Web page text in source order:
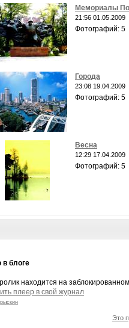
Мемориалы
21:56 01.05.2009
Фотографий: 5
Города
23:08 19.04.2009
Фотографий: 5
Весна
12:29 17.04.2009
Фотографий: 5
в блоге
находится на
плеер в свой журнал
Это